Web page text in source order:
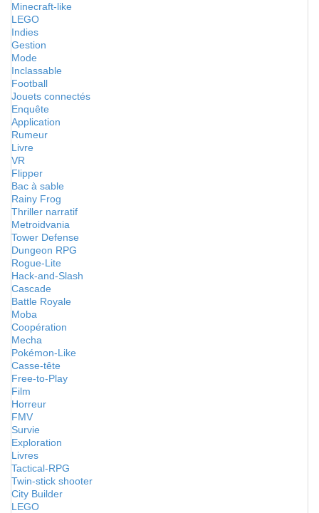
Minecraft-like
LEGO
Indies
Gestion
Mode
Inclassable
Football
Jouets connectés
Enquête
Application
Rumeur
Livre
VR
Flipper
Bac à sable
Rainy Frog
Thriller narratif
Metroidvania
Tower Defense
Dungeon RPG
Rogue-Lite
Hack-and-Slash
Cascade
Battle Royale
Moba
Coopération
Mecha
Pokémon-Like
Casse-tête
Free-to-Play
Film
Horreur
FMV
Survie
Exploration
Livres
Tactical-RPG
Twin-stick shooter
City Builder
LEGO